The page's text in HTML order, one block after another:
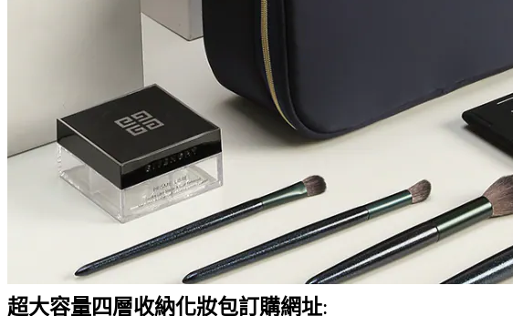
超大容量四層收納化妝包訂購網址: